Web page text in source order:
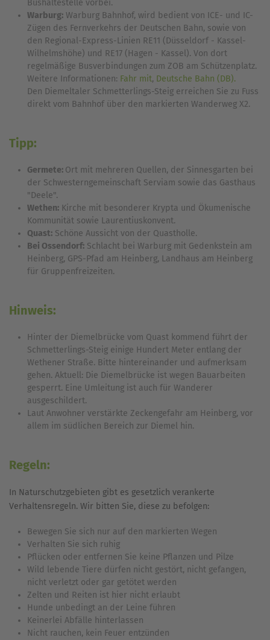
Bushaltestelle vorbei.
Warburg: Warburg Bahnhof, wird bedient von ICE- und IC-
Zügen des Fernverkehrs der Deutschen Bahn, sowie von
den Regional-Express-Linien RE11 (Düsseldorf - Kassel-
Wilhelmshöhe) und RE17 (Hagen - Kassel). Von dort
regelmäßige Busverbindungen zum ZOB am Schützenplatz.
Weitere Informationen: Fahr mit, Deutsche Bahn (DB).
Den Diemeltaler Schmetterlings-Steig erreichen Sie zu Fuss
direkt vom Bahnhof über den markierten Wanderweg X2.
Tipp:
Germete: Ort mit mehreren Quellen, der Sinnesgarten bei
der Schwesterngemeinschaft Serviam sowie das Gasthaus
"Deele".
Wethen: Kirche mit besonderer Krypta und Ökumenische
Kommunität sowie Laurentiuskonvent.
Quast: Schöne Aussicht von der Quastholle.
Bei Ossendorf: Schlacht bei Warburg mit Gedenkstein am
Heinberg, GPS-Pfad am Heinberg, Landhaus am Heinberg
für Gruppenfreizeiten.
Hinweis:
Hinter der Diemelbrücke vom Quast kommend führt der
Schmetterlings-Steig einige Hundert Meter entlang der
Wethener Straße. Bitte hintereinander und aufmerksam
gehen. Aktuell: Die Diemelbrücke ist wegen Bauarbeiten
gesperrt. Eine Umleitung ist auch für Wanderer
ausgeschildert.
Laut Anwohner verstärkte Zeckengefahr am Heinberg, vor
allem im südlichen Bereich zur Diemel hin.
Regeln:
In Naturschutzgebieten gibt es gesetzlich verankerte
Verhaltensregeln. Wir bitten Sie, diese zu befolgen:
Bewegen Sie sich nur auf den markierten Wegen
Verhalten Sie sich ruhig
Pflücken oder entfernen Sie keine Pflanzen und Pilze
Wild lebende Tiere dürfen nicht gestört, nicht gefangen,
nicht verletzt oder gar getötet werden
Zelten und Reiten ist hier nicht erlaubt
Hunde unbedingt an der Leine führen
Keinerlei Abfälle hinterlassen
Nicht rauchen, kein Feuer entzünden